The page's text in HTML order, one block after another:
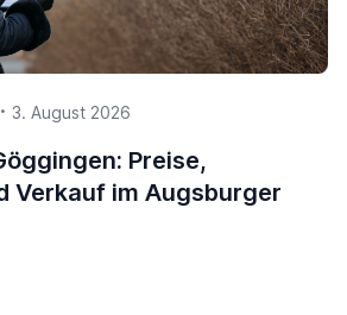
3. August 2026
Preise,
Verkauf im Augsburger